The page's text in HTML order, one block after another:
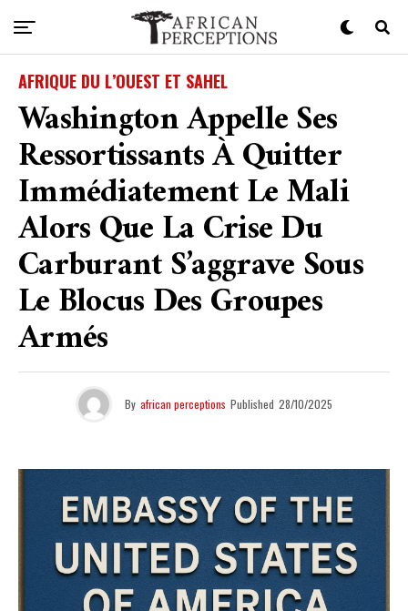
AFRIQUE DU L’OUEST ET SAHEL
Washington Appelle Ses
Ressortissants À Quitter
Immédiatement Le Mali
Alors Que La Crise Du
Carburant S’aggrave Sous
Le Blocus Des Groupes
Armés
By african perceptions Published 28/10/2025